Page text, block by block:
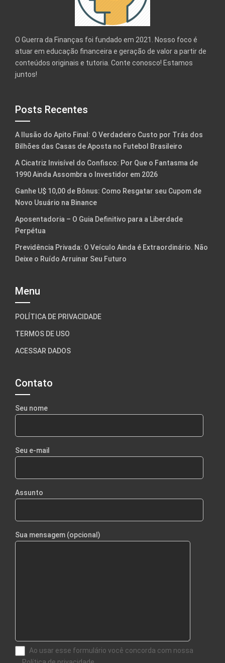
O Guerra da Finanças foi fundado em 2021. Nosso foco é
atuar em educação financeira e geração de valor a partir de
conteúdos originais e tutoria. Conte conosco! Estamos
juntos!
Posts Recentes
A Ilusão do Apito Final: O Verdadeiro Custo por Trás dos
Bilhões das Casas de Aposta no Futebol Brasileiro
A Cicatriz Invisível do Confisco: Por Que o Fantasma de
1990 Ainda Assombra o Investidor em 2026
Ganhe U$ 10,00 de Bônus: Como Resgatar seu Cupom de
Novo Usuário na Binance
Aposentadoria – O Guia Definitivo para a Liberdade
Perpétua
Previdência Privada: O Veículo Ainda é Extraordinário. Não
Deixe o Ruído Arruinar Seu Futuro
Menu
POLÍTICA DE PRIVACIDADE
TERMOS DE USO
ACESSAR DADOS
Contato
Seu nome
Seu e-mail
Assunto
Sua mensagem (opcional)
Ao usar esse formulário você concorda com nossa